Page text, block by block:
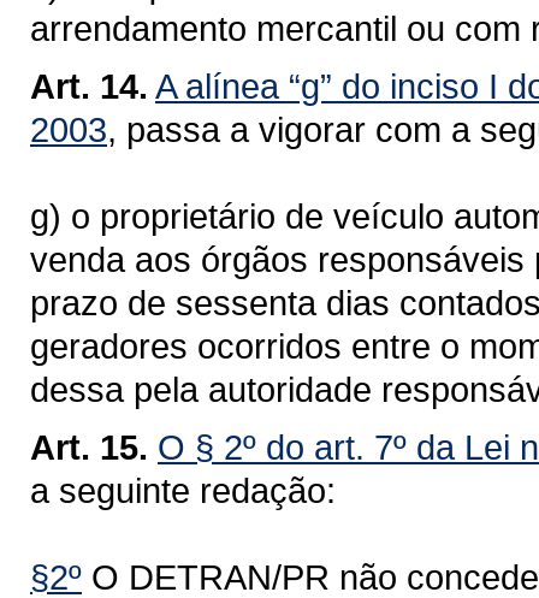
arrendamento mercantil ou com
Art. 14. A alínea “g” do inciso I
2003, passa a vigorar com a
g) o proprietário de veículo
venda aos órgãos
prazo de sessenta dias
geradores ocorridos entre o
dessa pela autoridade
Art. 15. O § 2º do art. 7º da Lei
a seguinte redação:
§2º O DETRAN/PR não